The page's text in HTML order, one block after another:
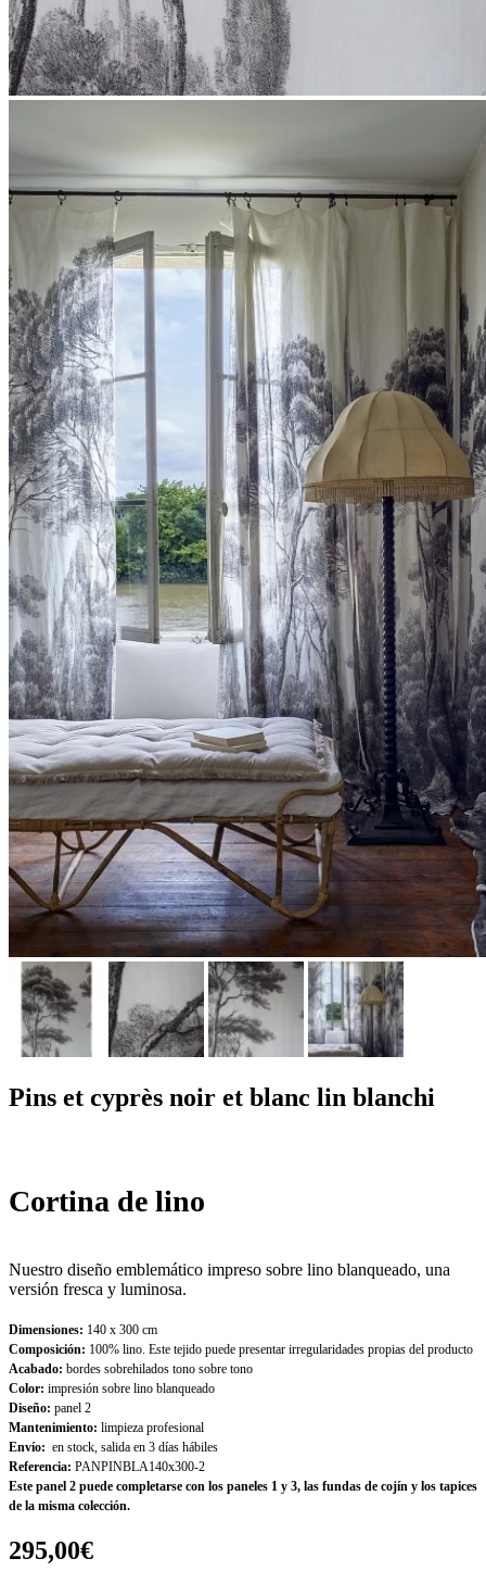
Pins et cyprès noir et blanc lin blanchi
Cortina de lino
Nuestro diseño emblemático impreso sobre lino blanqueado, una
versión fresca y luminosa.
Dimensiones: 140 x 300 cm
Composición: 100% lino. Este tejido puede presentar irregularidades propias del producto
Acabado: bordes sobrehilados tono sobre tono
Color: impresión sobre lino blanqueado
Diseño: panel 2
Mantenimiento: limpieza profesional
Envío: en stock, salida en 3 días hábiles
Referencia: PANPINBLA140x300-2
Este panel 2 puede completarse con los paneles 1 y 3, las fundas de cojín y los tapices
de la misma colección.
295,00€